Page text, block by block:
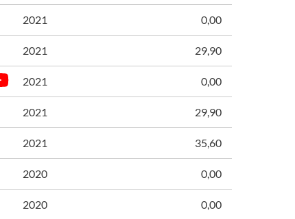
2021 0,00
2021 29,90
2021 0,00
2021 29,90
2021 35,60
2020 0,00
2020 0,00